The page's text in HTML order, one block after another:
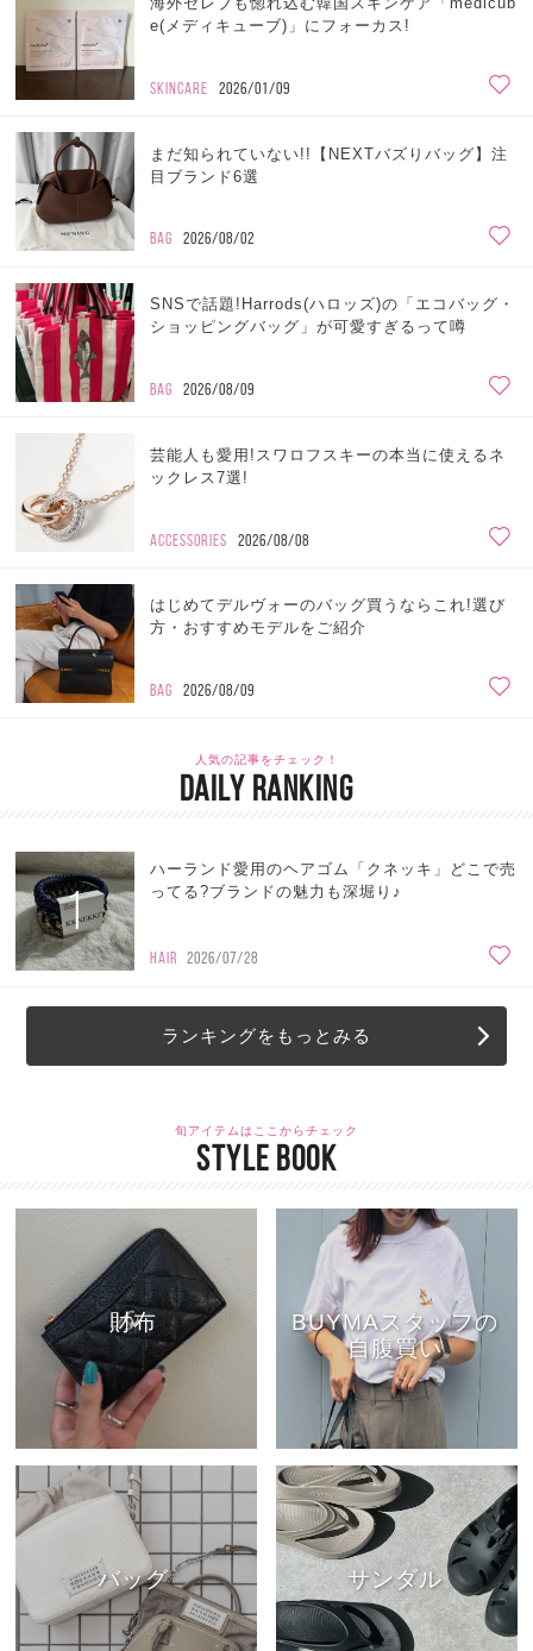
e(メディキューブ)」にフォーカス!
SKINCARE 2026/01/09
まだ知られていない!!【NEXTバズりバッグ】注
目ブランド6選
BAG 2026/08/02
SNSで話題!Harrods(ハロッズ)の「エコバッグ・
ショッピングバッグ」が可愛すぎるって噂
BAG 2026/08/09
芸能人も愛用!スワロフスキーの本当に使えるネ
ックレス7選!
ACCESSORIES 2026/08/08
はじめてデルヴォーのバッグ買うならこれ!選び
方・おすすめモデルをご紹介
BAG 2026/08/09
人気の記事をチェック！
DAILY RANKING
1
ハーランド愛用のヘアゴム「クネッキ」どこで売
ってる?ブランドの魅力も深堀り♪
HAIR 2026/07/28
ランキングをもっとみる
旬アイテムはここからチェック
STYLE BOOK
財布
BUYMAスタッフの
自腹買い
バッグ サンダル